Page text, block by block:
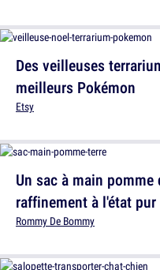
Un sac à main pomme
raffinement à l'état pur
Rommy De Bommy
Des veilleuses
meilleurs Pokémon
Etsy